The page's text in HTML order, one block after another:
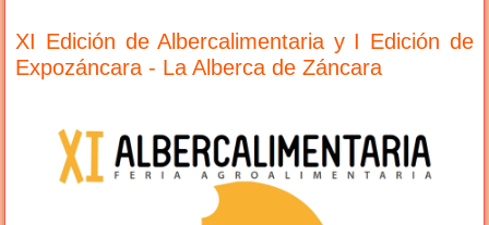
XI Edición de Albercalimentaria y I Edición de
Expozáncara - La Alberca de Záncara